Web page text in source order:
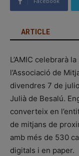
ARTICLE
L’AMIC celebrarà
l’Associació de
divendres 7 de
Julià de Besalú.
converteix en
de mitjans de
amb més de 530
digitals i en paper.